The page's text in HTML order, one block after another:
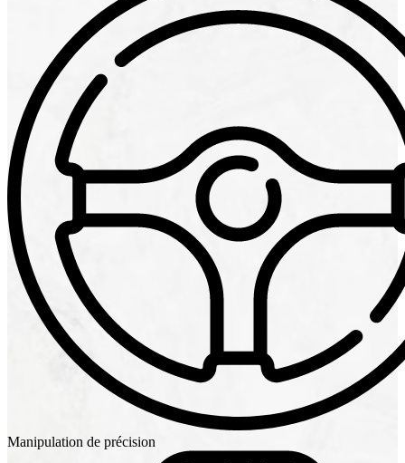
Manipulation de précision